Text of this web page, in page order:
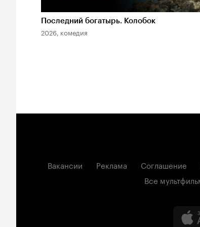
Последний богатырь. Колобок
2026, комедия
Вакансии Реклама Соглашение
Все